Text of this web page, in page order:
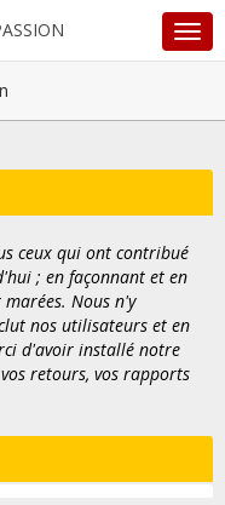
ceux qui ont contribué
; en façonnant et en
Nous n'y
nos utilisateurs et en
d'avoir installé notre
retours, vos rapports